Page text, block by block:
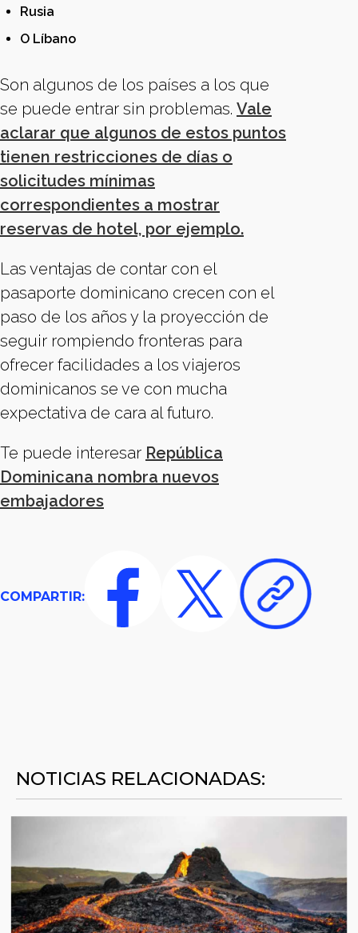
Rusia
O Líbano
Son algunos de los países a los que
se puede entrar sin problemas. Vale
aclarar que algunos de estos puntos
tienen restricciones de días o
solicitudes mínimas
correspondientes a mostrar
reservas de hotel, por ejemplo.
Las ventajas de contar con el
pasaporte dominicano crecen con el
paso de los años y la proyección de
seguir rompiendo fronteras para
ofrecer facilidades a los viajeros
dominicanos se ve con mucha
expectativa de cara al futuro.
Te puede interesar República
Dominicana nombra nuevos
embajadores
COMPARTIR:
NOTICIAS RELACIONADAS: